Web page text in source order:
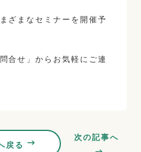
ざまなセミナーを開催予
合せ」からお気軽にご連
戻る
次の記事へ